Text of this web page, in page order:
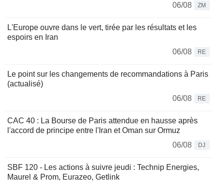
06/08
ZM
L'Europe ouvre dans le vert, tirée par les résultats et les
espoirs en Iran
06/08
RE
Le point sur les changements de recommandations à Paris
(actualisé)
06/08
RE
CAC 40 : La Bourse de Paris attendue en hausse après
l'accord de principe entre l'Iran et Oman sur Ormuz
06/08
DJ
SBF 120 - Les actions à suivre jeudi : Technip Energies,
Maurel & Prom, Eurazeo, Getlink